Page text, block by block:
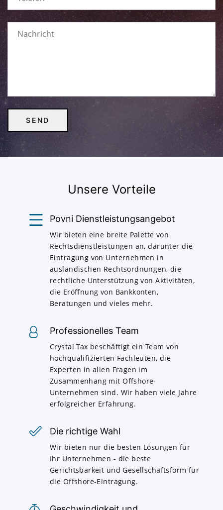
Unsere Vorteile
Povni Dienstleistungsangebot
Wir bieten eine breite Palette von
Rechtsdienstleistungen an, darunter die
Eintragung von Unternehmen in
ausländischen Rechtsordnungen, die
rechtliche Unterstützung von Aktivitäten,
die Eröffnung von Bankkonten,
Beratungen und vieles mehr.
Professionelles Team
Crystal Tax beschäftigt ein Team von
hochqualifizierten Fachleuten, die
Experten in allen Fragen im
Zusammenhang mit Offshore-
Unternehmen sind. Wir haben viele Jahre
erfolgreicher Erfahrung.
Die richtige Wahl
Wir bieten nur die besten Lösungen für
Ihr Unternehmen - die beste
Gerichtsbarkeit und Gesellschaftsform für
die Offshore-Eintragung.